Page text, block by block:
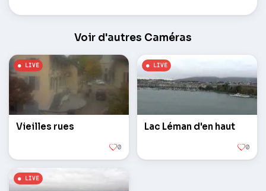
Voir d'autres Caméras
Vieilles rues
0
Lac Léman d'en haut
0